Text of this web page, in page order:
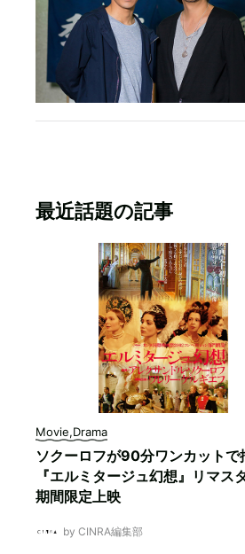
最近話題の記事
Movie,Drama
ソクーロフが90分ワンカットで
『エルミタージュ幻想』リマス
期間限定上映
by CINRA編集部